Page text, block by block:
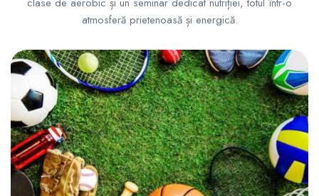
atmosferă prietenoasă și energică.